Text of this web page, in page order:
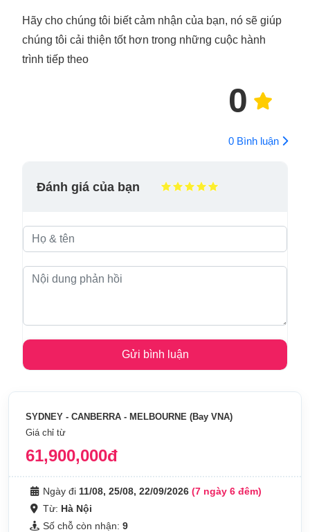
Hãy cho chúng tôi biết cảm nhận của bạn, nó sẽ giúp
chúng tôi cải thiện tốt hơn trong những cuộc hành
trình tiếp theo
0
0 Bình luận
Đánh giá của bạn
SYDNEY - CANBERRA - MELBOURNE (Bay VNA)
Giá chỉ từ
61,900,000đ
Ngày đi 11/08, 25/08, 22/09/2026 (7 ngày 6 đêm)
Từ: Hà Nội
Số chỗ còn nhận: 9